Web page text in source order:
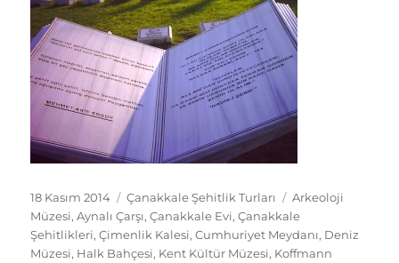
Yayın
tarihi
18 Kasım 2014 Kategoriler
Çanakkale Şehitlik Turları Etiketler
Arkeoloji
Müzesi,Aynalı Çarşı,Çanakkale Evi,Çanakkale
Şehitlikleri,Çimenlik Kalesi,Cumhuriyet Meydanı, Deniz
Müzesi, Halk Bahçesi, Kent Kültür Müzesi, Koffmann